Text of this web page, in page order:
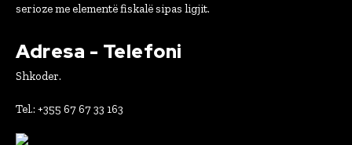
serioze me elementë fiskalë sipas ligjit.
Adresa - Telefoni
Shkoder.
Tel.: +355 67 67 33 163